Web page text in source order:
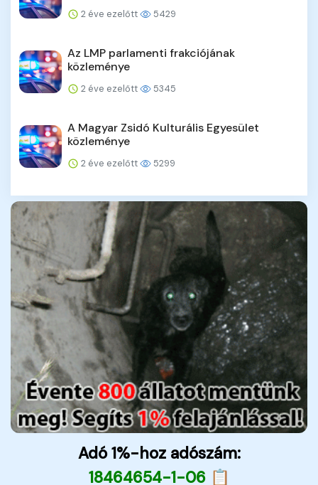
2 éve ezelőtt 5429
Az LMP parlamenti frakciójának
közleménye
2 éve ezelőtt 5345
A Magyar Zsidó Kulturális Egyesület
közleménye
2 éve ezelőtt 5299
Adó 1%-hoz adószám:
18464654-1-06 📋